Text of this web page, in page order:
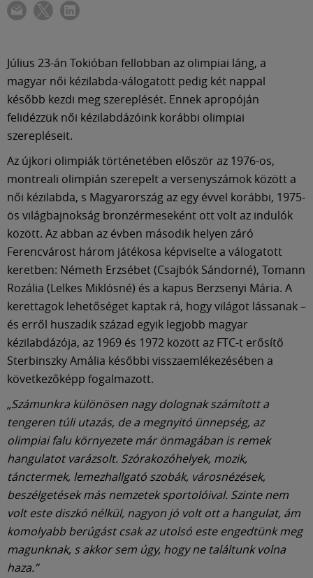
Július 23-án Tokióban fellobban az olimpiai láng, a
magyar női kézilabda-válogatott pedig két nappal
később kezdi meg szereplését. Ennek apropóján
felidézzük női kézilabdázóink korábbi olimpiai
szerepléseit.
Az újkori olimpiák történetében először az 1976-os,
montreali olimpián szerepelt a versenyszámok között a
női kézilabda, s Magyarország az egy évvel korábbi, 1975-
ös világbajnokság bronzérmeseként ott volt az indulók
között. Az abban az évben második helyen záró
Ferencvárost három játékosa képviselte a válogatott
keretben: Németh Erzsébet (Csajbók Sándorné), Tomann
Rozália (Lelkes Miklósné) és a kapus Berzsenyi Mária. A
kerettagok lehetőséget kaptak rá, hogy világot lássanak –
és erről huszadik század egyik legjobb magyar
kézilabdázója, az 1969 és 1972 között az FTC-t erősítő
Sterbinszky Amália későbbi visszaemlékezésében a
következőképp fogalmazott.
„Számunkra különösen nagy dolognak számított a
tengeren túli utazás, de a megnyitó ünnepség, az
olimpiai falu környezete már önmagában is remek
hangulatot varázsolt. Szórakozóhelyek, mozik,
tánctermek, lemezhallgató szobák, városnézések,
beszélgetések más nemzetek sportolóival. Szinte nem
volt este diszkó nélkül, nagyon jó volt ott a hangulat, ám
komolyabb berúgást csak az utolsó este engedtünk meg
magunknak, s akkor sem úgy, hogy ne találtunk volna
haza.”
Shop
Közösség
Múzeum
English